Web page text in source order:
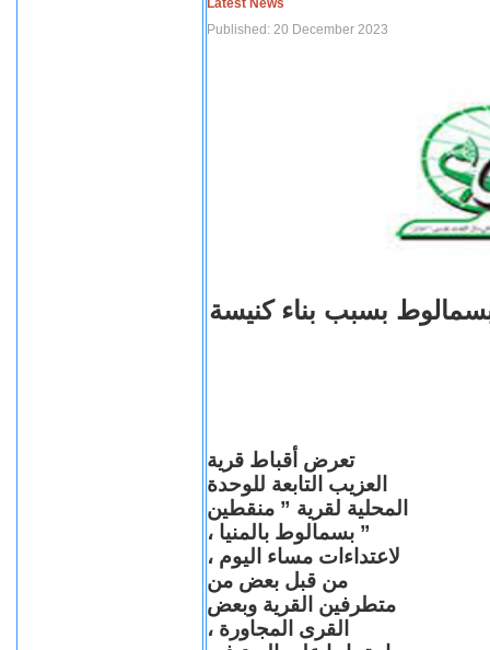
Latest News
Published: 20 December 2023
بسبب بناء كنيسة
تعرض أقباط قرية
العزيب التابعة للوحدة
المحلية لقرية ” منقطين
” بسمالوط بالمنيا ،
لاعتداءات مساء اليوم ،
من قبل بعض من
متطرفين القرية وبعض
القرى المجاورة ،